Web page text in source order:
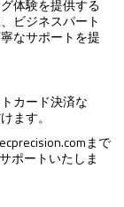
体験を提供する
ビジネスパート
なサポートを提
カード決済な
ます。
まで
ポートいたしま